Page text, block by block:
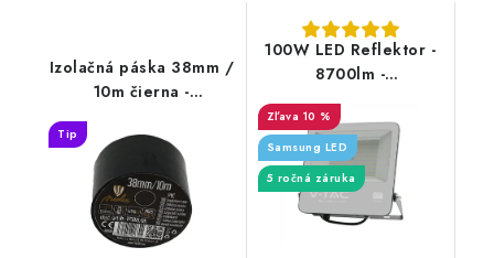
Izolačná páska 38mm /
10m čierna -
Tip
100W LED Reflektor -
8700lm -
4000K/6400K - čierny
- sivé sklo
10 %
Samsung LED
5 ročná záruka